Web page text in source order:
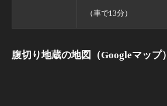
（車で13分）
腹切り地蔵の地図（Googleマップ）